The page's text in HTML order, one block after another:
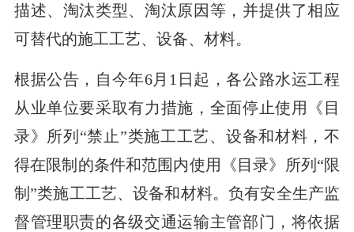
描述、淘汰类型、淘汰原因等，并提供了相应
可替代的施工工艺、设备、材料。
根据公告，自今年6月1日起，各公路水运工程
从业单位要采取有力措施，全面停止使用《目
录》所列“禁止”类施工工艺、设备和材料，不
得在限制的条件和范围内使用《目录》所列“限
制”类施工工艺、设备和材料。负有安全生产监
督管理职责的各级交通运输主管部门，将依据